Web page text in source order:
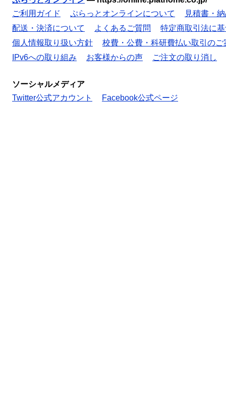
ご利用ガイド
ぷらっとオンラインについて
見積書・
配送・決済について
よくあるご質問
特定商取引法に
個人情報取り扱い方針
校費・公費・科研費払い取引のご
IPv6への取り組み
お客様からの声 ご注文の取り消し
ソーシャルメディア
Twitter公式アカウント
Facebook公式ページ